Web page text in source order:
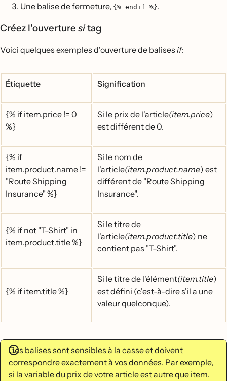
Une balise de fermeture, {% endif %}.
Créez l'ouverture sitag
Voici quelques exemples d'ouverture de balises if:
Étiquette Signification
{% if item.price != 0
%}
Si le prix de l'article(item.price)
est différent de 0.
{% if
item.product.name !=
"Route Shipping
Insurance" %}
Si le nom de
l'article(item.product.name) est
différent de "Route Shipping
Insurance".
{% if not "T-Shirt" in
item.product.title %}
Si le titre de
l'article(item.product.title) ne
contient pas "T-Shirt".
{% if item.title %}
Si le titre de l'élément(item.title)
est défini (c'est-à-dire s'il a une
valeur quelconque).
Ces balises sont sensibles à la casse et doivent
correspondre exactement à vos données. Par exemple,
si la variable du prix de votre article est autre que item.